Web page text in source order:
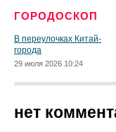
ГОРОДОСКОП
В переулочках Китай-
города
29 июля 2026 10:24
нет